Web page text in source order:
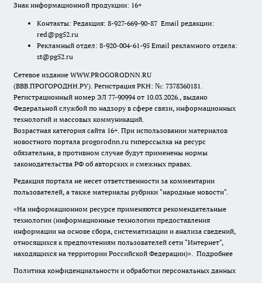
Знак информационной продукции: 16+
Контакты: Редакция: 8-927-669-90-87 Email редакции:
red@pg52.ru
Рекламный отдел: 8-920-004-61-95 Email рекламного отдела:
st@pg52.ru
Сетевое издание WWW.PROGORODNN.RU
(ВВВ.ПРОГОРОДНН.РУ). Регистрация РКН: №: 7378360181.
Регистрационный номер ЭЛ 77-90994 от 10.03.2026., выдано
Федеральной службой по надзору в сфере связи, информационных
технологий и массовых коммуникаций.
Возрастная категория сайта 16+. При использовании материалов
новостного портала progorodnn.ru гиперссылка на ресурс
обязательна, в противном случае будут применены нормы
законодательства РФ об авторских и смежных правах.
Редакция портала не несет ответственности за комментарии
пользователей, а также материалы рубрики "народные новости".
«На информационном ресурсе применяются рекомендательные
технологии (информационные технологии предоставления
информации на основе сбора, систематизации и анализа сведений,
относящихся к предпочтениям пользователей сети "Интернет",
находящихся на территории Российской Федерации)». Подробнее
Политика конфиденциальности и обработки персональных данных